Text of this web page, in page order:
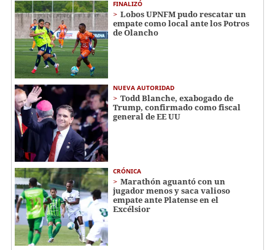
FINALIZÓ
Lobos UPNFM pudo rescatar un
empate como local ante los Potros
de Olancho
NUEVA AUTORIDAD
Todd Blanche, exabogado de
Trump, confirmado como fiscal
general de EE UU
CRÓNICA
Marathón aguantó con un
jugador menos y saca valioso
empate ante Platense en el
Excélsior